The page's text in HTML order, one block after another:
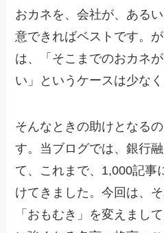
おカネを、会社が、ある
意できればベストです。
は、「そこまでのおカネ
い」というケースは少なく
そんなときの助けとなる
す。当ブログでは、銀行
て、これまで、1,000記事
けてきました。今回は、
「おもむき」を変えまし